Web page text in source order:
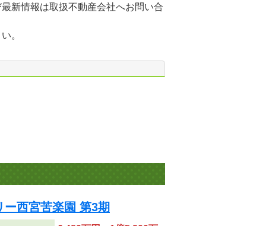
新情報は取扱不動産会社へお問い合
。
西宮苦楽園 第3期